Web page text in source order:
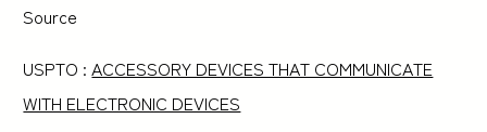
Source
USPTO :ACCESSORY DEVICES THAT COMMUNICATE
WITH ELECTRONIC DEVICES